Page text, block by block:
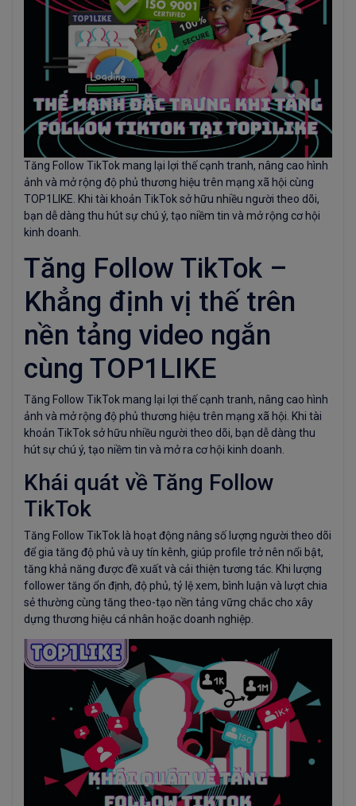
Tăng Follow TikTok mang lại lợi thế cạnh tranh, nâng cao hình
ảnh và mở rộng độ phủ thương hiệu trên mạng xã hội cùng
TOP1LIKE. Khi tài khoản TikTok sở hữu nhiều người theo dõi,
bạn dễ dàng thu hút sự chú ý, tạo niềm tin và mở rộng cơ hội
kinh doanh.
Tăng Follow TikTok –
Khẳng định vị thế trên
nền tảng video ngắn
cùng TOP1LIKE
Tăng Follow TikTok mang lại lợi thế cạnh tranh, nâng cao hình
ảnh và mở rộng độ phủ thương hiệu trên mạng xã hội. Khi tài
khoản TikTok sở hữu nhiều người theo dõi, bạn dễ dàng thu
hút sự chú ý, tạo niềm tin và mở ra cơ hội kinh doanh.
Khái quát về Tăng Follow
TikTok
Tăng Follow TikTok là hoạt động nâng số lượng người theo dõi
để gia tăng độ phủ và uy tín kênh, giúp profile trở nên nổi bật,
tăng khả năng được đề xuất và cải thiện tương tác. Khi lượng
follower tăng ổn định, độ phủ, tỷ lệ xem, bình luận và lượt chia
sẻ thường cùng tăng theo-tạo nền tảng vững chắc cho xây
dựng thương hiệu cá nhân hoặc doanh nghiệp.